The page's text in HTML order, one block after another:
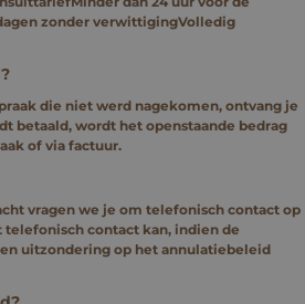
zonder verwittigingVolledig
die niet werd nagekomen, ontvang je
betaald, wordt het openstaande bedrag
of via factuur.
vragen we je om telefonisch contact op
contact kan, indien de
uitzondering op het annulatiebeleid